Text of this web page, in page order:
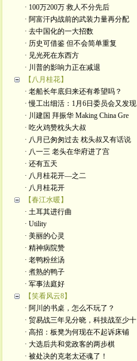
· 100万200万 救人不分先后
· 阿富汗内战前的武装力量再分配
· 去中国化的一大招数
· 历史可借鉴 但不会简单重复
· 见光死在东西方
· 川普的影响力正在减退
【八月桂花】
· 老船长年底归来还有希望吗？
· 慢工出细活：1月6日委员会又发现
· 川建国 拜振华 Making China Gre
· 吃火鸡赞枕头大叔
· 八月已匆匆过去 枕头叔又有话说
· 八一三 老头在华府进了宫
· 还有五天
· 八月桂花开—之二
· 八月桂花开
【春江水暖】
· 土耳其进行曲
· Utility
· 美丽的心灵
· 精神病院赞
· 老鸭粉丝汤
· 煮熟的鸭子
· 军事法庭好
【笑看风云8】
· 阿川的书桌，怎么不玩了？
· 贸易战三年见分晓，科技战至少十
· 高招：板凳为何现在不起诉床铺
· 大选后共和党政客的两步棋
· 被处决的克老太还魂了！